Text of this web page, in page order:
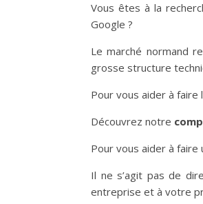
Vous êtes à la
Google ?
Le marché normand
grosse structure
Pour vous aider à faire
Découvrez notre
Pour vous aider à faire
Il ne s’agit pas de
entreprise et à votre